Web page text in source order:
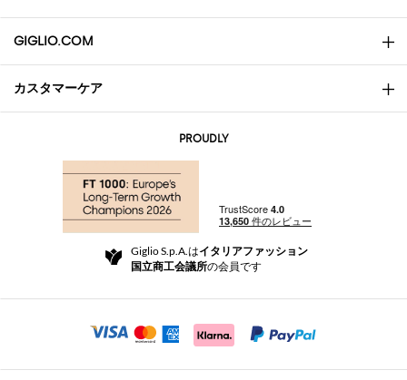
GIGLIO.COM
会社概要
Community Store
Beauty Seekers VIP Club
カスタマーケア
返品と返金
For a safe shopping experience
Security Communication
PROUDLY
Giglio S.p.A.はイタリアファッション
国立商工会議所の会員です